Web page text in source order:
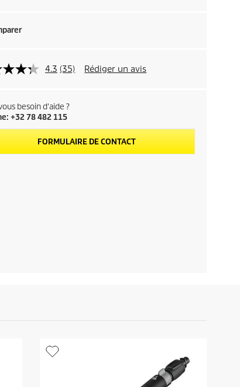
4.3 (35) Rédiger un avis
besoin d'aide ?
+32 78 482 115
FORMULAIRE DE CONTACT